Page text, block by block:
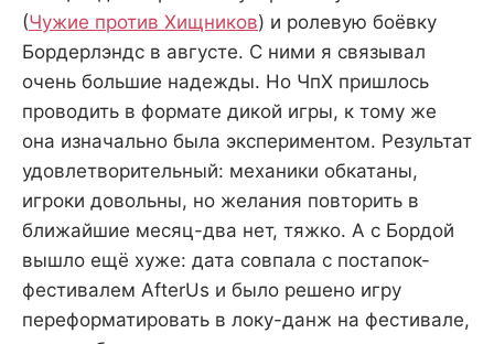
(Чужие против Хищников) и ролевую боёвку
Бордерлэндс в августе. С ними я связывал
очень большие надежды. Но ЧпХ пришлось
проводить в формате дикой игры, к тому же
она изначально была экспериментом. Результат
удовлетворительный: механики обкатаны,
игроки довольны, но желания повторить в
ближайшие месяц-два нет, тяжко. А с Бордой
вышло ещё хуже: дата совпала с постапок-
фестивалем AfterUs и было решено игру
переформатировать в локу-данж на фестивале,